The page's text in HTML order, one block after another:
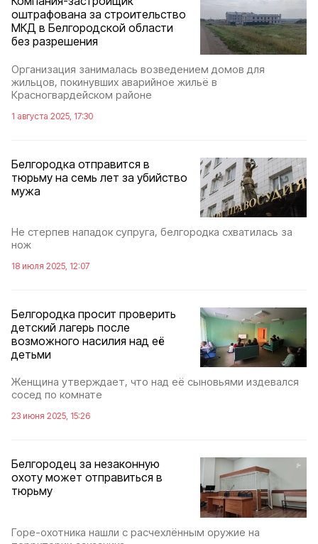
оштрафована за строительство
МКД в Белгородской области
без разрешения
Организация занималась возведением домов для
жильцов, покинувших аварийное жильё в
Красногвардейском районе
1 августа 2025, 17:30
Белгородка отправится в
тюрьму на семь лет за убийство
мужа
Не стерпев нападок супруга, белгородка схватилась за
нож
18 июля 2025, 12:07
Белгородка просит проверить
детский лагерь после
возможного насилия над её
детьми
Женщина утверждает, что над её сыновьями издевался
сосед по комнате
23 июня 2025, 15:26
Белгородец за незаконную
охоту может отправиться в
тюрьму
Горе-охотника нашли с расчехлённым оружие на